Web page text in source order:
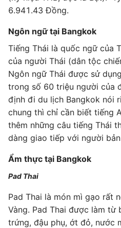
6.941.43 Đồng.
Ngôn ngữ tại Bangkok
Tiếng Thái là quốc ngữ của
của người Thái (dân tộc
Ngôn ngữ Thái được sử
trong số 60 triệu người của
định đi du lịch Bangkok nói
chung thì chỉ cần biết tiếng
thêm những câu tiếng Thái
dàng giao tiếp với người
Ẩm thực tại Bangkok
Pad Thai
Pad Thai là món mì gạo rất
Vàng. Pad Thai được làm từ
trứng, đậu phụ, ớt đỏ, nước